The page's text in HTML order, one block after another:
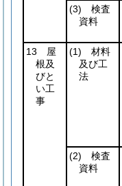
(3) 検査
資料
13 屋
根及
びと
い工
事
(1) 材料
及び工
法
(2) 検査
資料